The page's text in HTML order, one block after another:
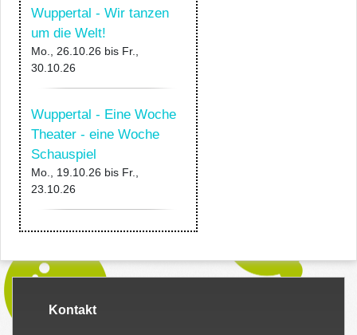
Wuppertal - Wir tanzen
um die Welt!
Mo., 26.10.26 bis Fr.,
30.10.26
Wuppertal - Eine Woche
Theater - eine Woche
Schauspiel
Mo., 19.10.26 bis Fr.,
23.10.26
Kontakt